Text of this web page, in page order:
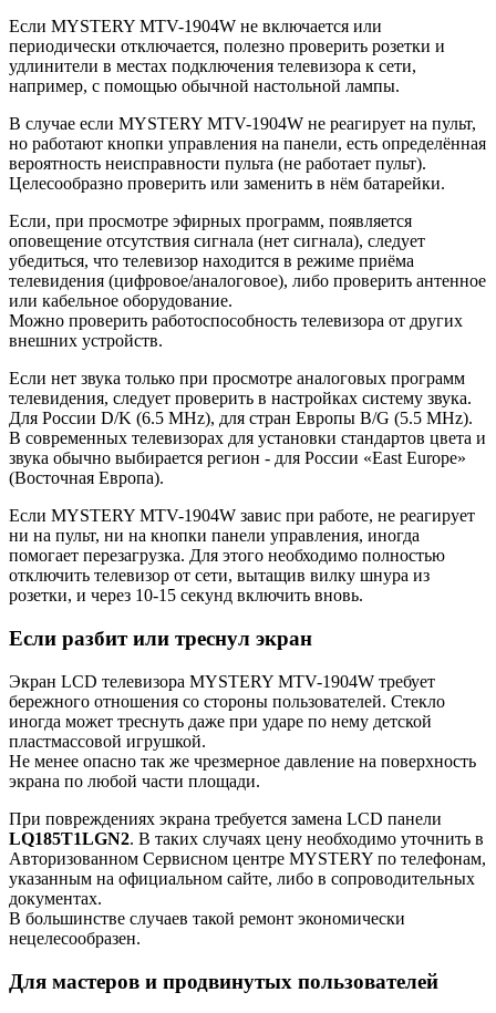
Если MYSTERY MTV-1904W не включается или
периодически отключается, полезно проверить розетки и
удлинители в местах подключения телевизора к сети,
например, с помощью обычной настольной лампы.
В случае если MYSTERY MTV-1904W не реагирует на пульт,
но работают кнопки управления на панели, есть определённая
вероятность неисправности пульта (не работает пульт).
Целесообразно проверить или заменить в нём батарейки.
Если, при просмотре эфирных программ, появляется
оповещение отсутствия сигнала (нет сигнала), следует
убедиться, что телевизор находится в режиме приёма
телевидения (цифровое/аналоговое), либо проверить антенное
или кабельное оборудование.
Можно проверить работоспособность телевизора от других
внешних устройств.
Если нет звука только при просмотре аналоговых программ
телевидения, следует проверить в настройках систему звука.
Для России D/K (6.5 MHz), для стран Европы B/G (5.5 MHz).
В современных телевизорах для установки стандартов цвета и
звука обычно выбирается регион - для России «East Europe»
(Восточная Европа).
Если MYSTERY MTV-1904W завис при работе, не реагирует
ни на пульт, ни на кнопки панели управления, иногда
помогает перезагрузка. Для этого необходимо полностью
отключить телевизор от сети, вытащив вилку шнура из
розетки, и через 10-15 секунд включить вновь.
Если разбит или треснул экран
Экран LCD телевизора MYSTERY MTV-1904W требует
бережного отношения со стороны пользователей. Стекло
иногда может треснуть даже при ударе по нему детской
пластмассовой игрушкой.
Не менее опасно так же чрезмерное давление на поверхность
экрана по любой части площади.
При повреждениях экрана требуется замена LCD панели
LQ185T1LGN2. В таких случаях цену необходимо уточнить в
Авторизованном Сервисном центре MYSTERY по телефонам,
указанным на официальном сайте, либо в сопроводительных
документах.
В большинстве случаев такой ремонт экономически
нецелесообразен.
Для мастеров и продвинутых пользователей